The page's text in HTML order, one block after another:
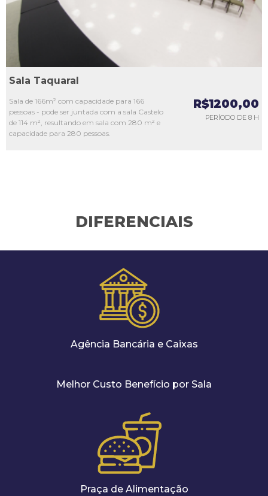
Sala Taquaral
Sala de 166m² com capacidade para 166
pessoas - pode ser juntada com a sala Castelo
de 114 m², resultando em sala com 280 m² e
capacidade para 280 pessoas.
R$1200,00
PERÍODO DE 8 H
DIFERENCIAIS
Agência Bancária e Caixas
Melhor Custo Benefício por Sala
Praça de Alimentação